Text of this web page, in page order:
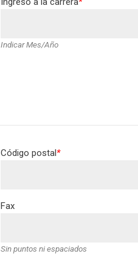
Indicar Mes/Año
Código postal*
Fax
Sin puntos ni espaciados